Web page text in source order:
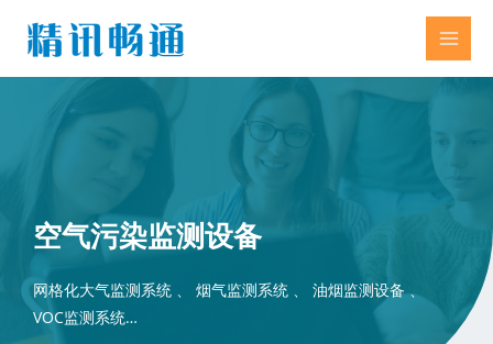
空气污染监测设备
网格化大气监测系统 、 烟气监测系统 、 油烟监测设备 、
VOC监测系统…